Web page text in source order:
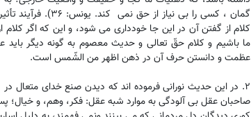
گمان ، کسی را بی
کلام از گفتن آن در این جا خودداری می شود، و این که اگر
ما باشیم و کلام حقّ تعالی و حدیث معصوم به گونه دیگر باید
عظمت و دانستن حرف آن در ذهن اظهر من الشّمس است.
۲. در این حدیث نورانی فرموده اند که دیدن صنع خدای متعال
صاحبان عقل بی آلودگی به موارد شبه عقل: فکر، وهم، و خیال؛